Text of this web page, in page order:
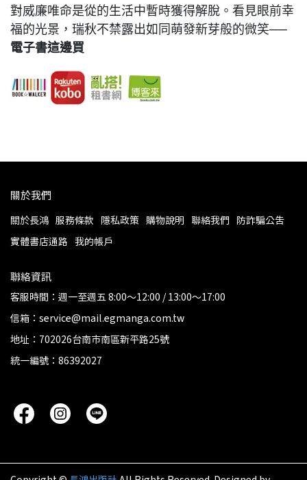
對威廉唯命是從的生活中暫時獲得解脫。看見眼前幸
福的光景，瑞秋不禁露出如同萌發新芽般的微笑──
電子書這邊買
關於我們
關於長鴻 服務條款 隱私政策 購物說明 聯絡我們 防詐騙公告
實體書店通路 我的帳戶
聯絡資訊
客服時間：週一至週五 8:00～12:00 / 13:00～17:00
信箱：service@mail.egmanga.com.tw
地址：702026台南市南區新平路25號
統一編號：86392027